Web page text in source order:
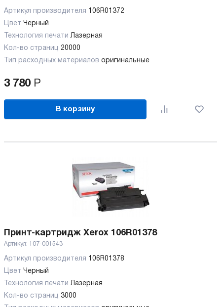
Артикул производителя
106R01372
Цвет Черный
Технология печатиЛазерная
Кол-во страниц 20000
Тип расходных материалов оригинальные
3 780 Р
В корзину
Принт-картридж Xerox 106R01378
Артикул: 107-001543
Артикул производителя
106R01378
Цвет Черный
Технология печатиЛазерная
Кол-во страниц 3000